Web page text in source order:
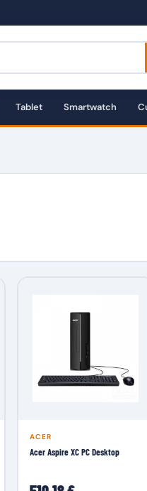
Tablet Smartwatch
ACER
Acer Aspire XC PC Desktop